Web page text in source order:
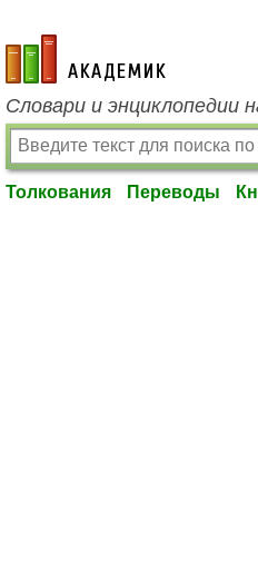
academic.ru
Словари и энциклопедии
Толкования Переводы